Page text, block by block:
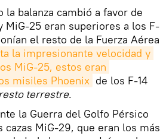
la balanza cambió a favor de
MiG-25 eran superiores a los F-
el resto de la Fuerza Aérea
la impresionante velocidad y
MiG-25, estos eran
misiles Phoenix de los F-14
terrestre.
la Guerra del Golfo Pérsico
cazas MiG-29, que eran los más